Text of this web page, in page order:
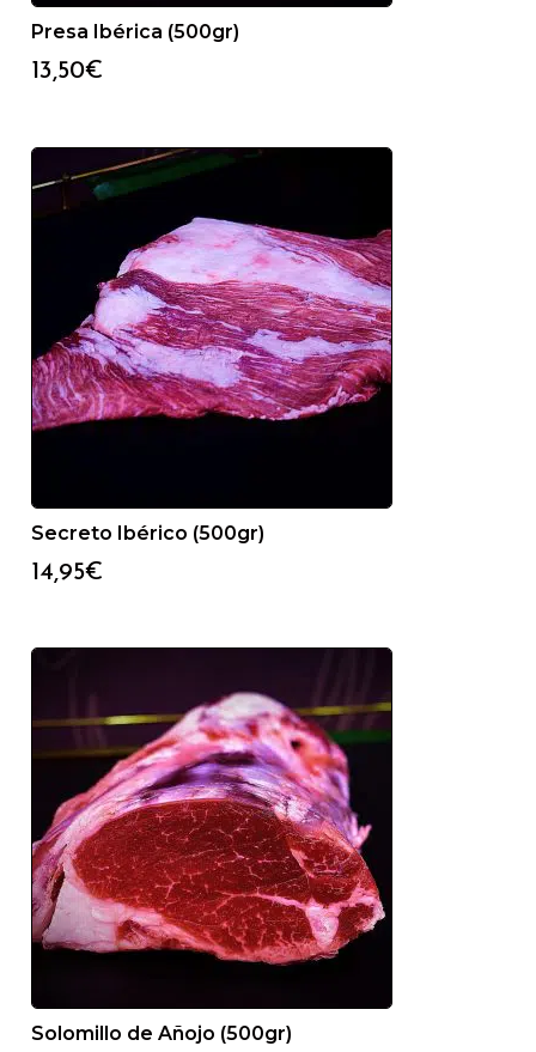
Presa Ibérica (500gr)
13,50€
Secreto Ibérico (500gr)
14,95€
Solomillo de Añojo (500gr)